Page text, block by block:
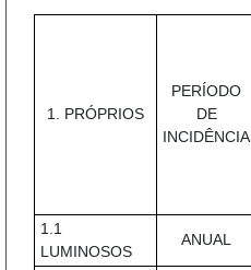
1. PRÓPRIOS
PERÍODO
DE
INCIDÊNCIA
1.1
LUMINOSOS
ANUAL